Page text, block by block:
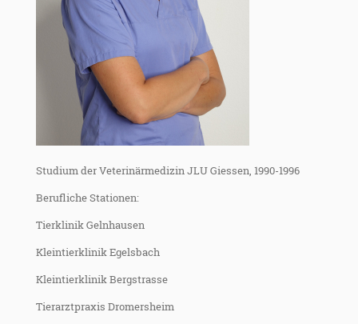
Studium der Veterinärmedizin JLU Giessen, 1990-1996
Berufliche Stationen:
Tierklinik Gelnhausen
Kleintierklinik Egelsbach
Kleintierklinik Bergstrasse
Tierarztpraxis Dromersheim